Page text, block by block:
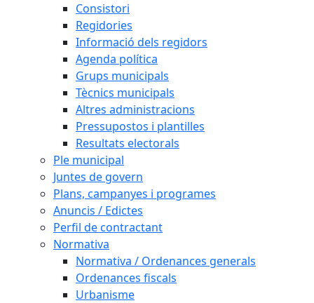
Consistori
Regidories
Informació dels regidors
Agenda política
Grups municipals
Tècnics municipals
Altres administracions
Pressupostos i plantilles
Resultats electorals
Ple municipal
Juntes de govern
Plans, campanyes i programes
Anuncis / Edictes
Perfil de contractant
Normativa
Normativa / Ordenances generals
Ordenances fiscals
Urbanisme